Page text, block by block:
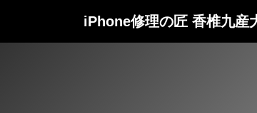
iPhone修理の匠 香椎九産